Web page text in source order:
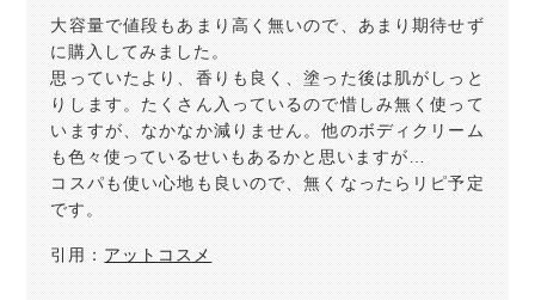
大容量で値段もあまり高く無いので、あまり期待せず
に購入してみました。
思っていたより、香りも良く、塗った後は肌がしっと
りします。たくさん入っているので惜しみ無く使って
いますが、なかなか減りません。他のボディクリーム
も色々使っているせいもあるかと思いますが…
コスパも使い心地も良いので、無くなったらリピ予定
です。
引用： アットコスメ